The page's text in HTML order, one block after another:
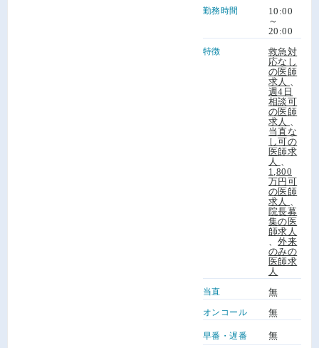
勤務時間
10:00
～
20:00
特徴
救急対
応なし
の医師
求人
週4日
相談可
の医師
求人
当直な
し可の
医師求
人
1,800
万円可
の医師
求人
院長募
集の医
師求人
、外来
のみの
医師求
人
当直 無
オンコール 無
早番・遅番 無